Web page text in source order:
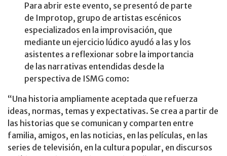
Para abrir este evento, se presentó de parte
de Improtop, grupo de artistas escénicos
especializados en la improvisación, que
mediante un ejercicio lúdico ayudó a las y los
asistentes a reflexionar sobre la importancia
de las narrativas entendidas desde la
perspectiva de ISMG como:
“Una historia ampliamente aceptada que refuerza
ideas, normas, temas y expectativas. Se crea a partir de
las historias que se comunican y comparten entre
familia, amigos, en las noticias, en las películas, en las
series de televisión, en la cultura popular, en discursos